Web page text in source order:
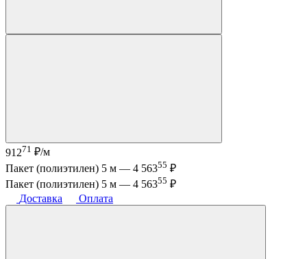
91271 ₽/м
Пакет (полиэтилен) 5 м — 4 56355 ₽
Пакет (полиэтилен) 5 м — 4 56355 ₽
Доставка
Оплата